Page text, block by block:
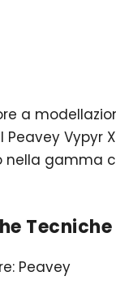
a
Peavey Vypyr
nella gamma
Tecniche
Peavey